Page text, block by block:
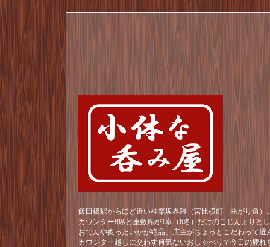
飯田橋駅からほど近い神楽坂界隈（宮比横町 曲がり角）
カウンター8席と座敷席が1卓（6名）だけのこじんまりと
おでんや炙ったいかが絶品。店主がちょっとこだわって
カウンター越しに交わす何気ないおしゃべりで今日の疲れ